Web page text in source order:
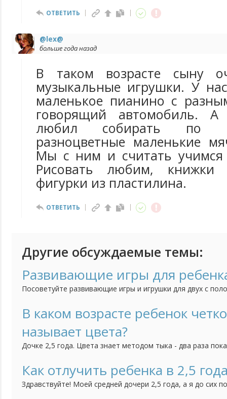
ОТВЕТИТЬ
@lex@
больше года назад
В таком возрасте сыну
музыкальные игрушки. У
маленькое пианино с
говорящий автомобиль.
любил собирать по
разноцветные маленькие
Мы с ним и считать учимся
Рисовать любим, книжки
фигурки из пластилина.
ОТВЕТИТЬ
Другие обсуждаемые темы:
Развивающие игры для
Посоветуйте развивающие игры и игрушки для двух с
В каком возрасте ребенок
называет цвета?
Дочке 2,5 года. Цвета знает методом тыка - два раза
все остальные у нее синий, оранжевый. На наводящие
цвет как солнышко - отвечает "желтый" и др.).
Как отлучить ребенка в 2,5
Здравствуйте! Моей средней дочери 2,5 года, а я до сих